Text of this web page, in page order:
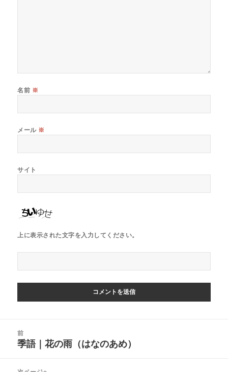
名前 ※
メール ※
サイト
上に表示された文字を入力してください。
前
前
投
季語｜花の雨（はなのあめ）